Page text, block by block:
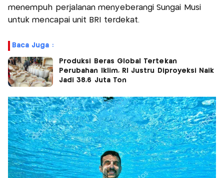
menempuh perjalanan menyeberangi Sungai Musi
untuk mencapai unit BRI terdekat.
Baca Juga :
Produksi Beras Global Tertekan
Perubahan Iklim, RI Justru Diproyeksi Naik
Jadi 38,6 Juta Ton